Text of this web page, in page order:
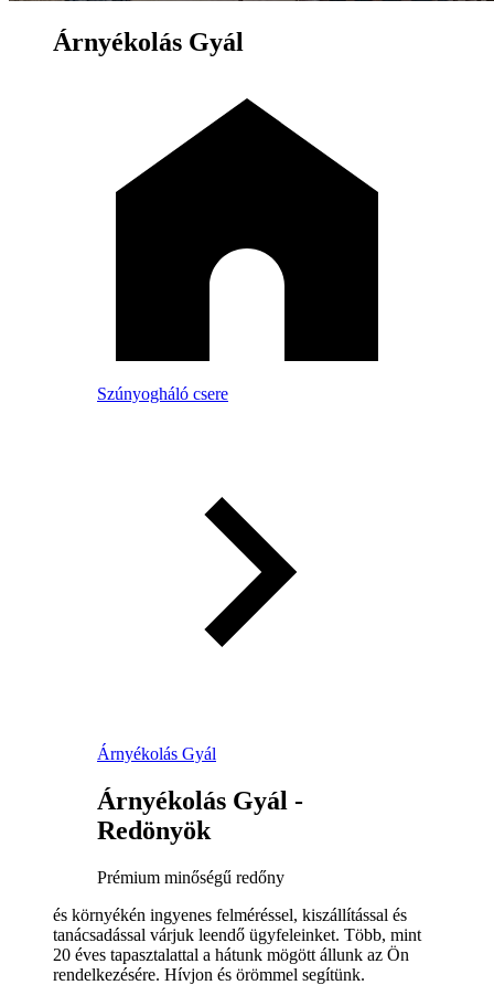
Árnyékolás Gyál
Szúnyogháló csere
Árnyékolás Gyál
Árnyékolás Gyál -
Redönyök
Prémium minőségű redőny
és környékén ingyenes felméréssel, kiszállítással és
tanácsadással várjuk leendő ügyfeleinket. Több, mint
20 éves tapasztalattal a hátunk mögött állunk az Ön
rendelkezésére. Hívjon és örömmel segítünk.